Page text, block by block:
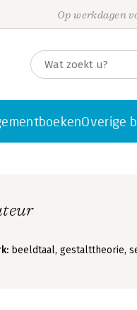
Op werkdagen
Overige
beeldtaal, gestalttheorie,